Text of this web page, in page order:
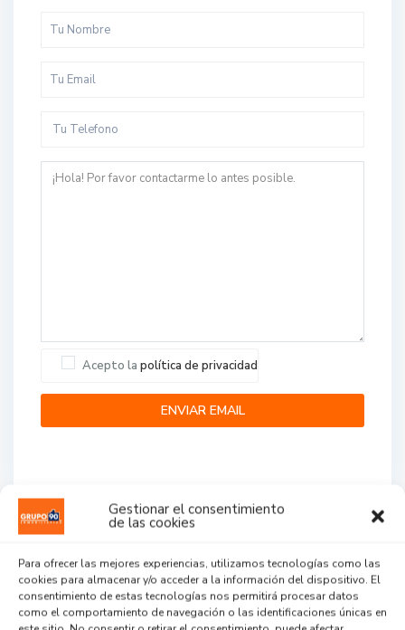
Gestionar el consentimiento
de las cookies
Para ofrecer las mejores experiencias, utilizamos tecnologías como las
cookies para almacenar y/o acceder a la información del dispositivo. El
consentimiento de estas tecnologías nos permitirá procesar datos
como el comportamiento de navegación o las identificaciones únicas en
Acepto la política de privacidad
...